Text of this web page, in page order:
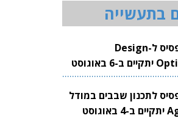
בתעשייה
וובינר סינופסיס ל-Design
Optimization יתקיים ב-6 באוגוסט
לתכנון שבבים במודל
Agile CI/CD יתקיים ב-4 באוגוסט